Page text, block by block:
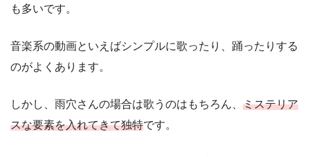
も多いです。
音楽系の動画といえばシンプルに歌ったり、踊ったりする
のがよくあります。
しかし、雨穴さんの場合は歌うのはもちろん、 ミステリア
スな要素を入れてきて独特です。